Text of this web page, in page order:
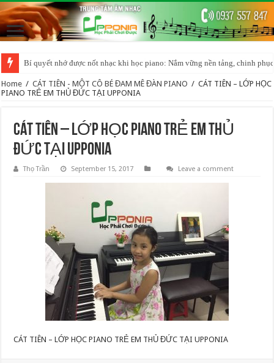
Bí quyết nhớ được nốt nhạc khi học piano: Nắm vững nền tảng, chinh
BÍ QUYẾT HỌC PIANO ORGAN HIỆU QUẢ CHO NGƯỜI MỚI BẮT ĐẦU
Home / CÁT TIÊN - MỘT CÔ BÉ ĐAM MÊ ĐÀN PIANO / CÁT TIÊN – LỚP HỌC
PIANO TRẺ EM THỦ ĐỨC TẠI UPPONIA
CÁT TIÊN – LỚP HỌC PIANO TRẺ EM THỦ
ĐỨC TẠI UPPONIA
Thọ Trần September 15, 2017 Leave a comment
CÁT TIÊN – LỚP HỌC PIANO TRẺ EM THỦ ĐỨC TẠI UPPONIA